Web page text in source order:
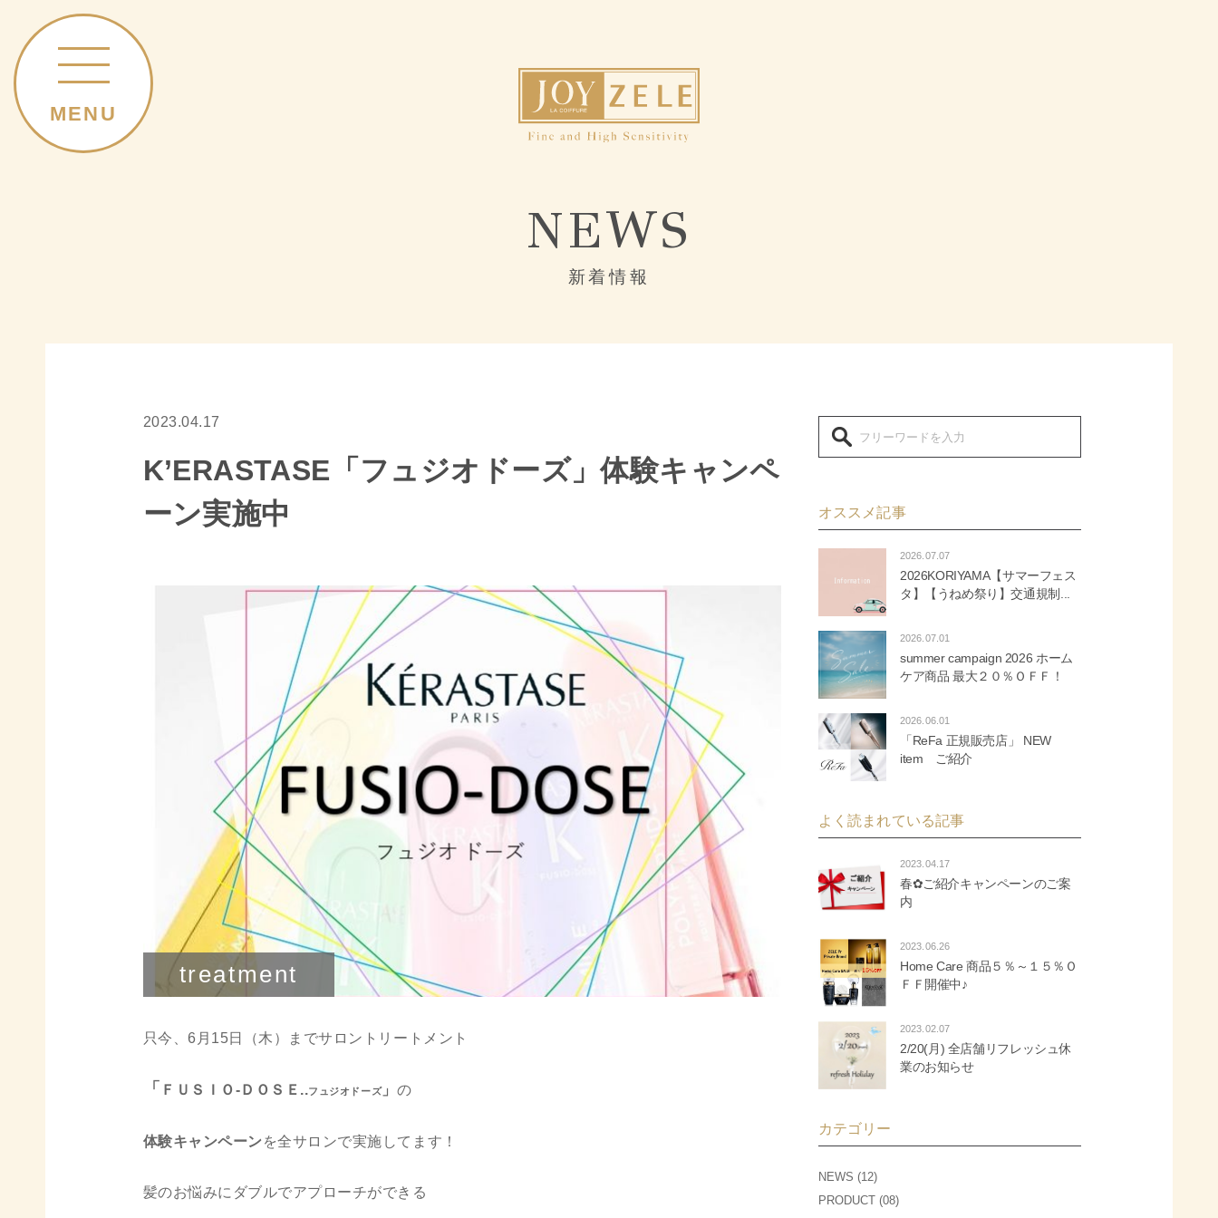
MENU
初めてのお客様へ
NEWS
新着情報
2023.04.17
K’ERASTASE「フュジオドーズ」体験キャンペ
ーン実施中
treatment
只今、6月15日（木）までサロントリートメント
「 ＦＵＳＩＯ-ＤＯＳＥ..フュジオドーズ」 の
体験キャンペーンを全サロンで実施してます！
髪のお悩みにダブルでアプローチができる
オススメ記事
2026.07.07
2026KORIYAMA【サマーフェス
タ】【うねめ祭り】交通規制...
2026.07.01
summer campaign 2026 ホーム
ケア商品 最大２０％ＯＦＦ！
2026.06.01
「ReFa 正規販売店」 NEW
item ご紹介
よく読まれている記事
2023.04.17
春✿ご紹介キャンペーンのご案
内
2023.06.26
Home Care 商品５％～１５％Ｏ
ＦＦ開催中♪
2023.02.07
2/20(月) 全店舗リフレッシュ休
業のお知らせ
カテゴリー
NEWS (12)
PRODUCT (08)